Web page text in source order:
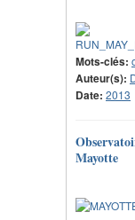
Mots-clés:
Auteur(s):
Date: 2013
Mayotte